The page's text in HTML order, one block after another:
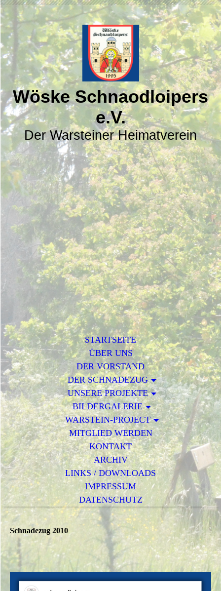
Wöske Schnaodloipers
e.V.
DerWarsteiner Heimatverein
STARTSEITE
ÜBER UNS
DER VORSTAND
DER SCHNADEZUG
UNSERE PROJEKTE
BILDERGALERIE
WARSTEIN-PROJECT
MITGLIED WERDEN
KONTAKT
ARCHIV
LINKS / DOWNLOADS
IMPRESSUM
DATENSCHUTZ
Schnadezug 2010